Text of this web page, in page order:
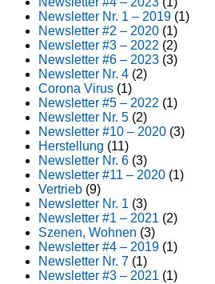
Newsletter Nr. 1 – 2019 (1)
Newsletter #2 – 2020 (1)
Newsletter #3 – 2022 (2)
Newsletter #6 – 2023 (3)
Newsletter Nr. 4 (2)
Corona Virus (1)
Newsletter #5 – 2022 (1)
Newsletter Nr. 5 (2)
Newsletter #10 – 2020 (3)
Herstellung (11)
Newsletter Nr. 6 (3)
Newsletter #11 – 2020 (1)
Vertrieb (9)
Newsletter Nr. 1 (3)
Newsletter #1 – 2021 (2)
Szenen, Wohnen (3)
Newsletter #4 – 2019 (1)
Newsletter Nr. 7 (1)
Newsletter #3 – 2021 (1)